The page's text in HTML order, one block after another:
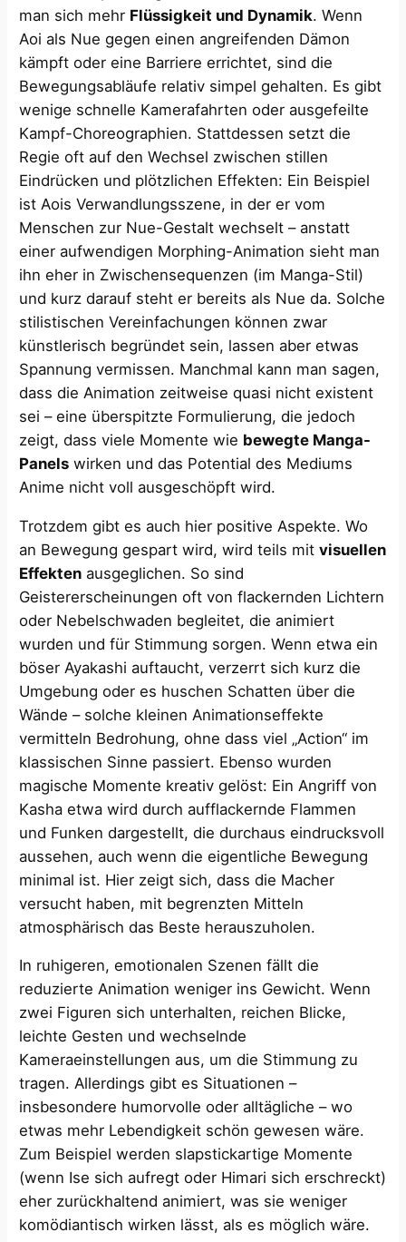
man sich mehr Flüssigkeit und Dynamik. Wenn
Aoi als Nue gegen einen angreifenden Dämon
kämpft oder eine Barriere errichtet, sind die
Bewegungsabläufe relativ simpel gehalten. Es gibt
wenige schnelle Kamerafahrten oder ausgefeilte
Kampf-Choreographien. Stattdessen setzt die
Regie oft auf den Wechsel zwischen stillen
Eindrücken und plötzlichen Effekten: Ein Beispiel
ist Aois Verwandlungsszene, in der er vom
Menschen zur Nue-Gestalt wechselt – anstatt
einer aufwendigen Morphing-Animation sieht man
ihn eher in Zwischensequenzen (im Manga-Stil)
und kurz darauf steht er bereits als Nue da. Solche
stilistischen Vereinfachungen können zwar
künstlerisch begründet sein, lassen aber etwas
Spannung vermissen. Manchmal kann man sagen,
dass die Animation zeitweise quasi nicht existent
sei​ – eine überspitzte Formulierung, die jedoch
zeigt, dass viele Momente wie bewegte Manga-
Panels wirken und das Potential des Mediums
Anime nicht voll ausgeschöpft wird.
Trotzdem gibt es auch hier positive Aspekte. Wo
an Bewegung gespart wird, wird teils mitvisuellen
Effekten ausgeglichen. So sind
Geistererscheinungen oft von flackernden Lichtern
oder Nebelschwaden begleitet, die animiert
wurden und für Stimmung sorgen. Wenn etwa ein
böser Ayakashi auftaucht, verzerrt sich kurz die
Umgebung oder es huschen Schatten über die
Wände – solche kleinen Animationseffekte
vermitteln Bedrohung, ohne dass viel „Action“ im
klassischen Sinne passiert. Ebenso wurden
magische Momente kreativ gelöst: Ein Angriff von
Kasha etwa wird durch aufflackernde Flammen
und Funken dargestellt, die durchaus eindrucksvoll
aussehen, auch wenn die eigentliche Bewegung
minimal ist. Hier zeigt sich, dass die Macher
versucht haben, mit begrenzten Mitteln
atmosphärisch das Beste herauszuholen.
In ruhigeren, emotionalen Szenen fällt die
reduzierte Animation weniger ins Gewicht. Wenn
zwei Figuren sich unterhalten, reichen Blicke,
leichte Gesten und wechselnde
Kameraeinstellungen aus, um die Stimmung zu
tragen. Allerdings gibt es Situationen –
insbesondere humorvolle oder alltägliche – wo
etwas mehr Lebendigkeit schön gewesen wäre.
Zum Beispiel werden slapstickartige Momente
(wenn Ise sich aufregt oder Himari sich erschreckt)
eher zurückhaltend animiert, was sie weniger
komödiantisch wirken lässt, als es möglich wäre.